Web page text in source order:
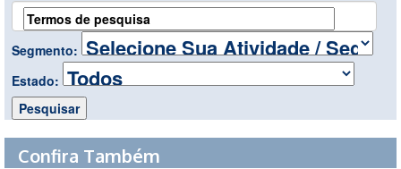
Segmento:
Estado:
Confira Também